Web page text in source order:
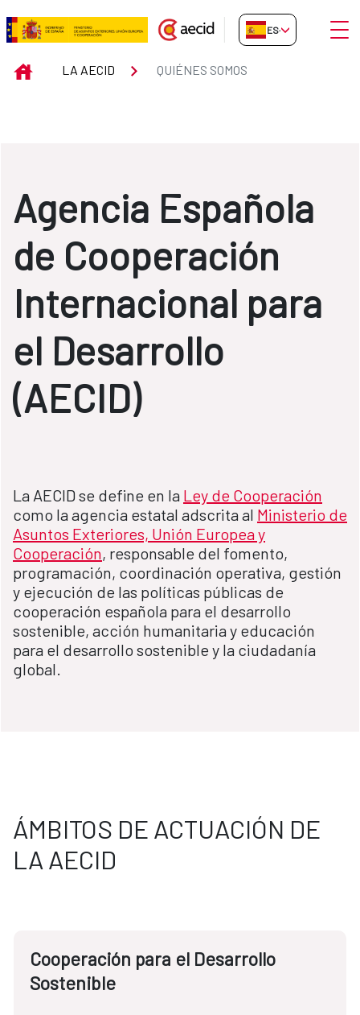
Saltar al contenido principal
Quiénes somos
ES-ES Abrir
INICIOLA AECID QUIÉNES SOMOS
Agencia Española
de Cooperación
Internacional para
el Desarrollo
(AECID)
La AECID se define en la Ley de Cooperación
como la agencia estatal adscrita al Ministerio de
Asuntos Exteriores, Unión Europea y
Cooperación, responsable del fomento,
programación, coordinación operativa, gestión
y ejecución de las políticas públicas de
cooperación española para el desarrollo
sostenible, acción humanitaria y educación
para el desarrollo sostenible y la ciudadanía
global.
ÁMBITOS DE ACTUACIÓN DE
LA AECID
Cooperación para el Desarrollo
Sostenible